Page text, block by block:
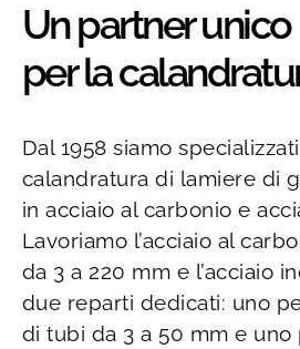
Un partner unico
per la
Dal 1958 siamo
calandratura di lamiere di
in acciaio al carbonio e
Lavoriamo l’acciaio al
da 3 a 220 mm e l’acciaio
due reparti dedicati: uno
di tubi da 3 a 50 mm e